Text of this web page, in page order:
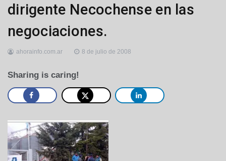
dirigente Necochense en las
negociaciones.
ahorainfo.com.ar 8 de julio de 2008
Sharing is caring!